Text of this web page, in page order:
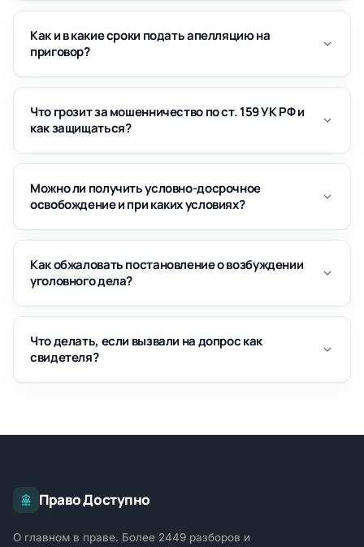
Как и в какие сроки подать апелляцию на
приговор?
Что грозит за мошенничество по ст. 159 УК РФ и
как защищаться?
Можно ли получить условно-досрочное
освобождение и при каких условиях?
Как обжаловать постановление о возбуждении
уголовного дела?
Что делать, если вызвали на допрос как
свидетеля?
Право Доступно
О главном в праве. Более 2449 разборов и